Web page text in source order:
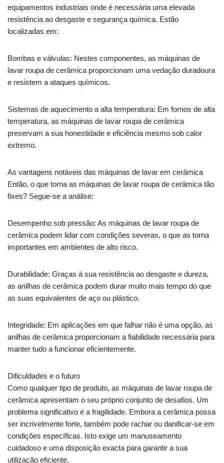
equipamentos industriais onde é necessária uma elevada
resistência ao desgaste e segurança química. Estão
localizadas em:
Bombas e válvulas: Nestes componentes, as máquinas de
lavar roupa de cerâmica proporcionam uma vedação duradoura
e resistem a ataques químicos.
Sistemas de aquecimento a alta temperatura: Em fornos de alta
temperatura, as máquinas de lavar roupa de cerâmica
preservam a sua honestidade e eficiência mesmo sob calor
extremo.
As vantagens notáveis das máquinas de lavar em cerâmica
Então, o que torna as máquinas de lavar roupa de cerâmica tão
fixes? Segue-se a análise:
Desempenho sob pressão: As máquinas de lavar roupa de
cerâmica podem lidar com condições severas, o que as torna
importantes em ambientes de alto risco.
Durabilidade: Graças à sua resistência ao desgaste e dureza,
as anilhas de cerâmica podem durar muito mais tempo do que
as suas equivalentes de aço ou plástico.
Integridade: Em aplicações em que falhar não é uma opção, as
anilhas de cerâmica proporcionam a fiabilidade necessária para
manter tudo a funcionar eficientemente.
Dificuldades e o futuro
Como qualquer tipo de produto, as máquinas de lavar roupa de
cerâmica apresentam o seu próprio conjunto de desafios. Um
problema significativo é a fragilidade. Embora a cerâmica possa
ser incrivelmente forte, também pode rachar ou danificar-se em
condições específicas. Isto exige um manuseamento
cuidadoso e uma disposição exacta para garantir a sua
utilização eficiente.